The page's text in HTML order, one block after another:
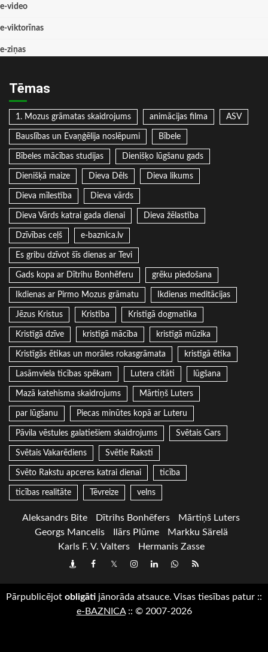
e-video
e-viktorīnas
e-ziņas
Tēmas
1. Mozus grāmatas skaidrojums animācijas filma ASV
Bauslības un Evaņģēlija noslēpumi Bībele
Bībeles mācības studijas Dienišķo lūgšanu gads
Dienišķā maize Dieva Dēls Dieva likums
Dieva mīlestība Dieva vārds
Dieva Vārds katrai gada dienai Dieva žēlastība
Dzīvības ceļš e-baznica.lv
Es gribu dzīvot šīs dienas ar Tevi
Gads kopa ar Dītrihu Bonhēferu grēku piedošana
Ikdienas ar Pirmo Mozus grāmatu Ikdienas meditācijas
Jēzus Kristus Kristība Kristīgā dogmatika
Kristīgā dzīve kristīgā mācība kristīgā mūzika
Kristīgās ētikas un morāles rokasgrāmata kristīgā ētika
Lasāmviela ticības spēkam Lutera citāti lūgšana
Mazā katehisma skaidrojums Mārtiņš Luters
par lūgšanu Piecas minūtes kopā ar Luteru
Pāvila vēstules galatiešiem skaidrojums Svētais Gars
Svētais Vakarēdiens Svētie Raksti
Svēto Rakstu apceres katrai dienai ticība
ticības realitāte Tēvreize velns
Aleksandrs Bite Dītrihs Bonhēfers
Mārtiņš Luters
Georgs Mancelis
Ilārs Plūme
Markku Särelä
Karls F. V. Valters
Hermanis Zasse
DraugiemFacebook
TwitterInstagram
LinkedInwhatsapp
RSS
Pārpublicējot obligāti jānorāda atsauce. Visas tiesības patur ::
e-BAZNICA:: © 2007-2026